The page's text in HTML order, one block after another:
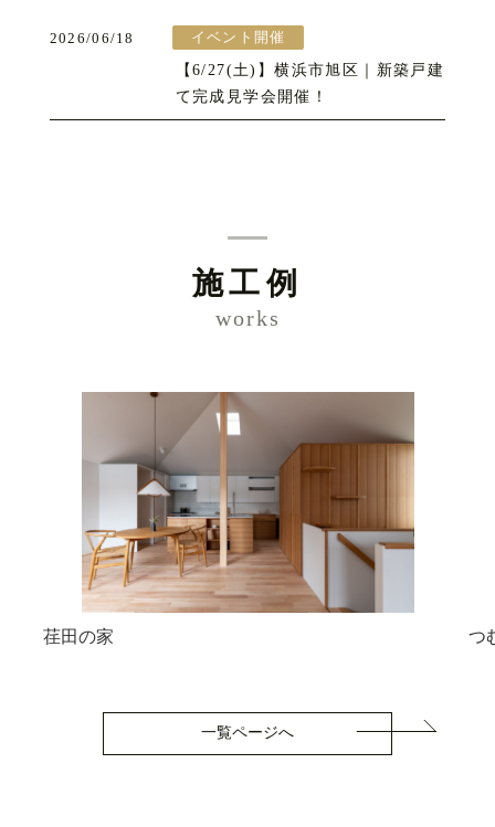
2026/06/18
イベント開催
【6/27(土)】横浜市旭区｜新築戸建
て完成見学会開催！
施工例
works
荏田の家 つ
一覧ページへ